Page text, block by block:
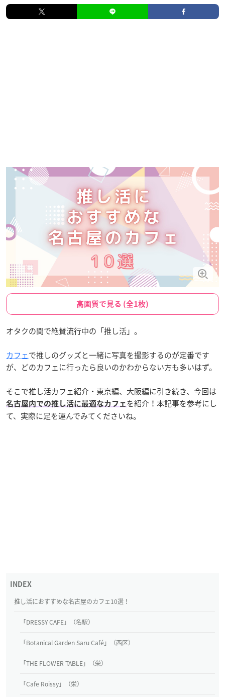
高画質で見る (全1枚)
オタクの間で絶賛流行中の「推し活」。
カフェで推しのグッズと一緒に写真を撮影するのが定番です
が、どのカフェに行ったら良いのかわからない方も多いはず。
そこで推し活カフェ紹介・東京編、大阪編に引き続き、今回は
名古屋内での推し活に最適なカフェ を紹介！本記事を参考にし
て、実際に足を運んでみてくださいね。
推し活におすすめな名古屋のカフェ10選！
「DRESSY CAFE」（名駅）
「Botanical Garden Saru Café」（西区）
「THE FLOWER TABLE」（栄）
「Cafe Roissy」（栄）